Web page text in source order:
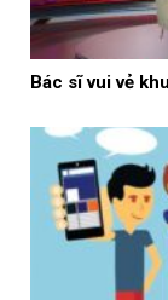
Bác sĩ vui vẻ